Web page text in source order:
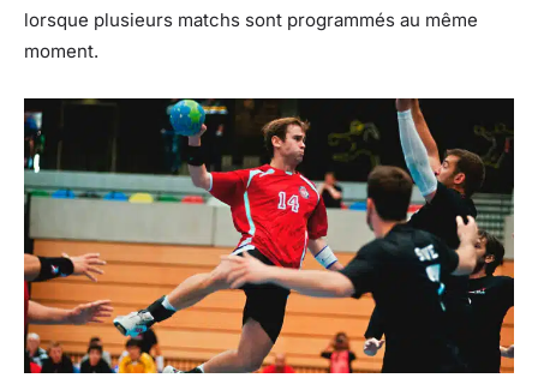
lorsque plusieurs matchs sont programmés au même
moment.